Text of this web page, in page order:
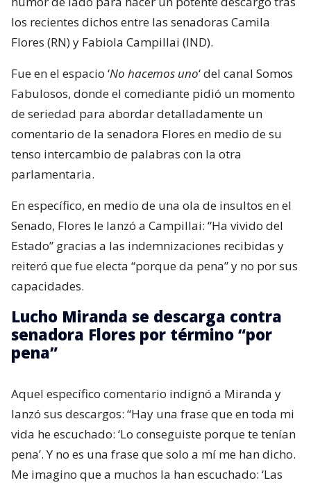
los recientes dichos entre las senadoras Camila
Flores (RN) y Fabiola Campillai (IND).
Fue en el espacio ‘No hacemos uno‘ del canal Somos
Fabulosos, donde el comediante pidió un momento
de seriedad para abordar detalladamente un
comentario de la senadora Flores en medio de su
tenso intercambio de palabras con la otra
parlamentaria.
En específico, en medio de una ola de insultos en el
Senado, Flores le lanzó a Campillai: “Ha vivido del
Estado” gracias a las indemnizaciones recibidas y
reiteró que fue electa “porque da pena” y no por sus
capacidades.
Lucho Miranda se descarga contra
senadora Flores por término “por
pena”
Aquel específico comentario indignó a Miranda y
lanzó sus descargos: “Hay una frase que en toda mi
vida he escuchado: ‘Lo conseguiste porque te tenían
pena’. Y no es una frase que solo a mí me han dicho.
Me imagino que a muchos la han escuchado: ‘Las